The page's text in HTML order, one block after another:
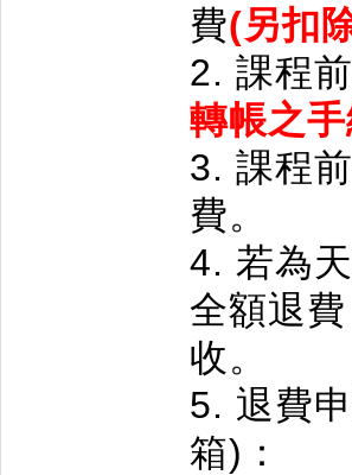
費(另扣
2. 課程
轉帳之
3. 課程
費。
4. 若為
全額退
收。
5. 退費
箱)：